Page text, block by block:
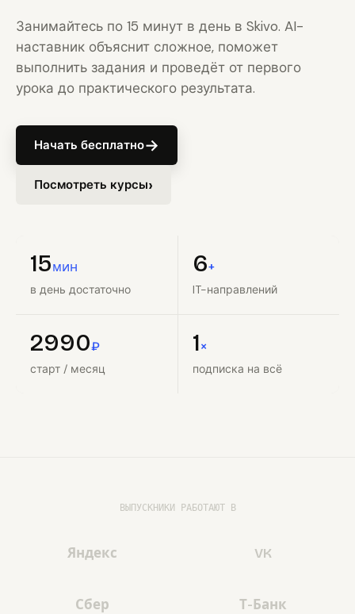
Занимайтесь по 15 минут в день в Skivo. AI-
наставник объяснит сложное, поможет
выполнить задания и проведёт от первого
урока до практического результата.
Начать бесплатно→
Посмотреть курсы›
15мин
в день достаточно
6+
IT-направлений
2990₽
старт / месяц
1×
подписка на всё
ВЫПУСКНИКИ РАБОТАЮТ В
Яндекс VK
Сбер Т-Банк